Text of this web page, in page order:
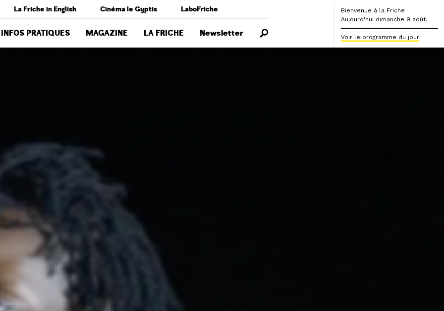
La Friche in English Cinéma le Gyptis LaboFriche
INFOS PRATIQUES MAGAZINE LA FRICHE Newsletter
Bienvenue à la Friche
Aujourd'hui dimanche 9 août.
Voir le programme du jour